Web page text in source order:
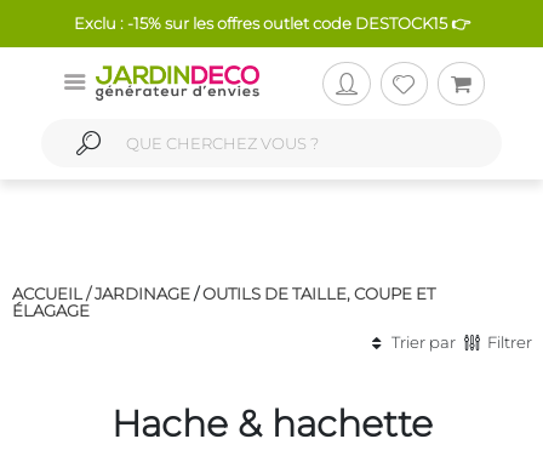
Exclu : -15% sur les offres outlet code DESTOCK15 👉
ACCUEIL /JARDINAGE/OUTILS DE TAILLE, COUPE ET
ÉLAGAGE
Trier par
Filtrer
Hache & hachette